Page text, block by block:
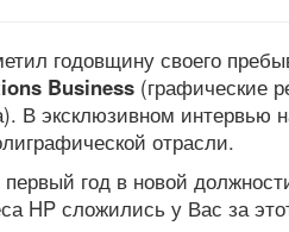
годовщину своего
Business (графические
В эксклюзивном интервью
отрасли.
год в новой
HP сложились у Вас за